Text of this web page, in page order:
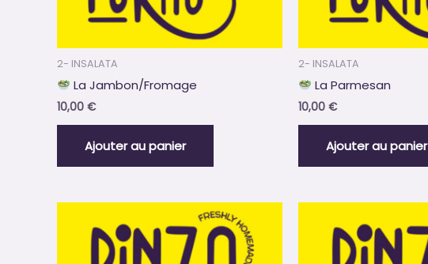
2- INSALATA
La Jambon/Fromage
10,00 €
Ajouter au panier
2- INSALATA
La Parmesan
10,00 €
Ajouter au panier